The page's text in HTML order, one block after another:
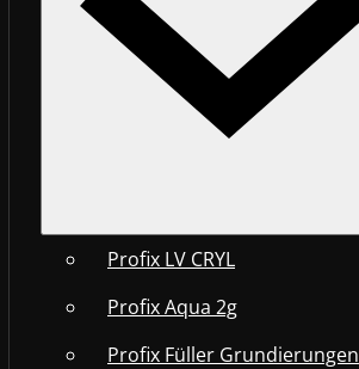
Profix LV CRYL
Profix Aqua 2g
Profix Füller Grundierungen